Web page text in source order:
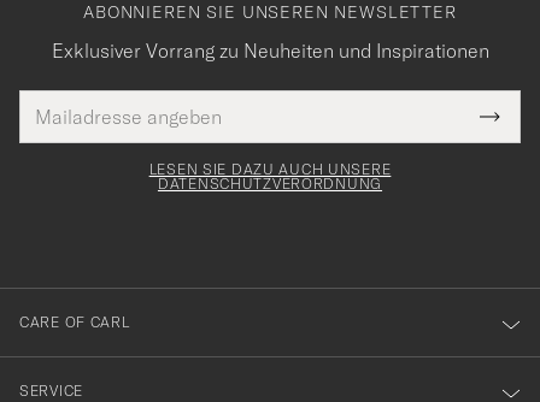
ABONNIEREN SIE UNSEREN NEWSLETTER
Exklusiver Vorrang zu Neuheiten und Inspirationen
Mail
Adresse
Tack
för
dig
till
vårt
nyhetsbrev!
LESEN SIE DAZU AUCH UNSERE
DATENSCHUTZVERORDNUNG
CARE OF CARL
SERVICE